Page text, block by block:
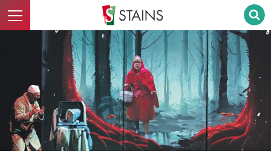
Ouvrir le menu Stains - Retour à l'accueil